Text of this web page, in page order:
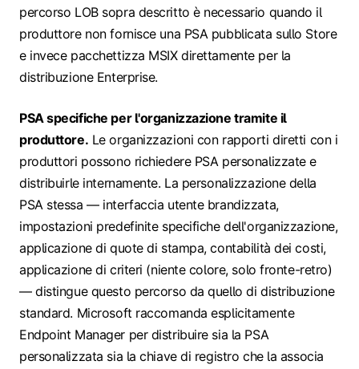
percorso LOB sopra descritto è necessario quando il
produttore non fornisce una PSA pubblicata sullo Store
e invece pacchettizza MSIX direttamente per la
distribuzione Enterprise.
PSA specifiche per l'organizzazione tramite il
produttore. Le organizzazioni con rapporti diretti con i
produttori possono richiedere PSA personalizzate e
distribuirle internamente. La personalizzazione della
PSA stessa — interfaccia utente brandizzata,
impostazioni predefinite specifiche dell'organizzazione,
applicazione di quote di stampa, contabilità dei costi,
applicazione di criteri (niente colore, solo fronte-retro)
— distingue questo percorso da quello di distribuzione
standard. Microsoft raccomanda esplicitamente
Endpoint Manager per distribuire sia la PSA
personalizzata sia la chiave di registro che la associa